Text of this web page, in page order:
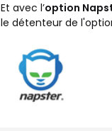
Et avec l’option
le détenteur de